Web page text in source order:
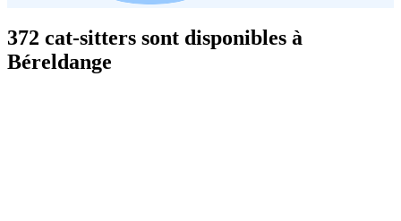
372 cat-sitters sont disponibles à
Béreldange